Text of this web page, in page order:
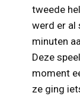
tweede
werd er al
minuten
Deze
moment
ze ging